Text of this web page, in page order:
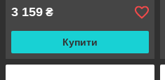
3 159 ₴
Купити